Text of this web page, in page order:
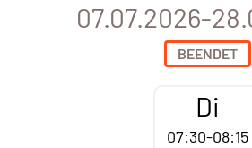
07.07.2026-
BEENDET
Di
07:30-08:15